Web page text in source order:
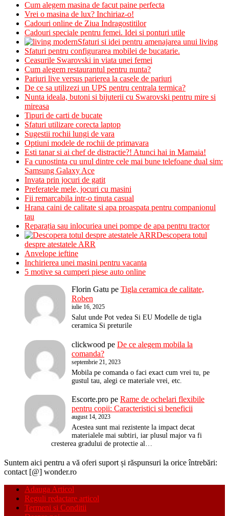
Cum alegem masina de facut paine perfecta
Vrei o masina de lux? Inchiriaz-o!
Cadouri online de Ziua Indragostitilor
Cadouri speciale pentru femei. Idei si ponturi utile
Sfaturi si idei pentru amenajarea unui living
Sfaturi pentru configurarea mobilei de bucatarie.
Ceasurile Swarovski in viata unei femei
Cum alegem restaurantul pentru nunta?
Pariuri live versus parierea la casele de pariuri
De ce sa utilizezi un UPS pentru centrala termica?
Nunta ideala, butoni si bijuterii cu Swarovski pentru mire si
mireasa
Tipuri de carti de bucate
Sfaturi utilizare corecta laptop
Sugestii rochii lungi de vara
Optiuni modele de rochii de primavara
Esti tanar si ai chef de distractie?! Atunci hai in Mamaia!
Fa cunostinta cu unul dintre cele mai bune telefoane dual sim:
Samsung Galaxy Ace
Invata prin jocuri de gatit
Preferatele mele, jocuri cu masini
Fii remarcabila intr-o tinuta casual
Hrana caini de calitate si apa proaspata pentru companionul
tau
Reparația sau inlocuriea unei pompe de apa pentru tractor
Descopera totul
despre atestatele ARR
Anvelope ieftine
Inchirierea unei masini pentru vacanta
5 motive sa cumperi piese auto online
Florin Gatu pe Tigla ceramica de calitate,
Roben
iulie 16, 2025
Salut unde Pot vedea Si EU Modelle de tigla
ceramica Si preturile
clickwood pe De ce alegem mobila la
comanda?
septembrie 21, 2023
Mobila pe comanda o faci exact cum vrei tu, pe
gustul tau, alegi ce materiale vrei, etc.
Escorte.pro pe Rame de ochelari flexibile
pentru copii: Caracteristici si beneficii
august 14, 2023
Acestea sunt mai rezistente la impact decat
materialele mai subtiri, iar plusul major va fi
cresterea gradului de protectie al…
Suntem aici pentru a vă oferi suport și răspunsuri la orice întrebări:
contact [@] wonder.ro
Adauga Articol
Reguli redactare articol
Termeni si Conditii